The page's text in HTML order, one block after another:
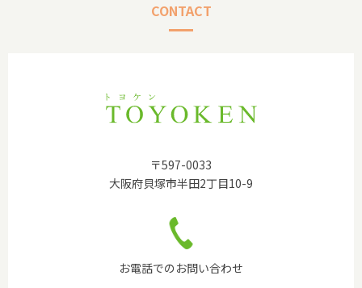
CONTACT
〒597-0033
大阪府貝塚市半田2丁目10-9
お電話でのお問い合わせ